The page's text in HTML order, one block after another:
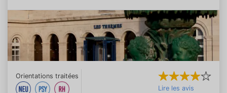
Orientations traitées
Lire les avis